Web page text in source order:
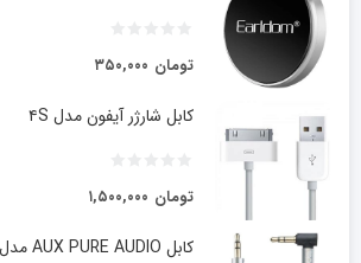
۳۵۰,۰۰۰ تومان
کابل شارژر آیفون مدل ۴S
۱,۵۰۰,۰۰۰ تومان
کابل AUX PURE AUDIO مدل PI-ST20